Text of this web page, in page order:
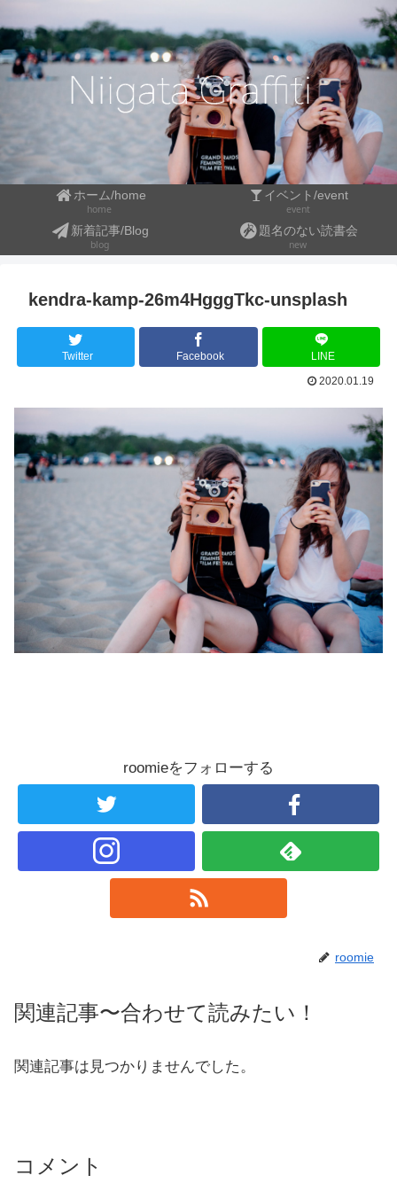
ホーム/home
home
イベント/event
event
新着記事/Blog
blog
題名のない読書会
new
kendra-kamp-26m4HgggTkc-unsplash
Twitter Facebook
LINE
2020.01.19
roomieをフォローする
roomie
関連記事〜合わせて読みたい！
関連記事は見つかりませんでした。
コメント